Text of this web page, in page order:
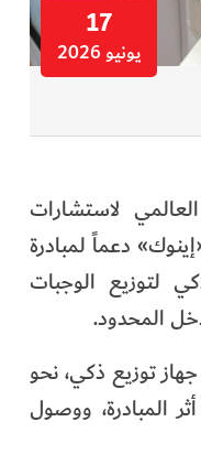
17
يونيو 2026
لاستشارات
دعماً لمبادرة
لتوزيع الوجبات
المحدود.
توزيع ذكي، نحو
المبادرة، ووصول